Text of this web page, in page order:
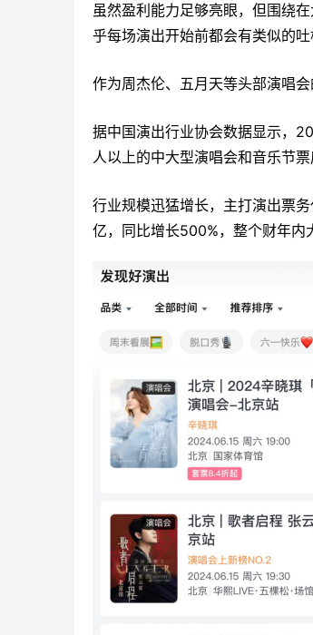
虽然盈利能力足够亮眼，但围绕
乎每场演出开始前都会有类似的
作为周杰伦、五月天等头部演唱
据中国演出行业协会数据显示，
人以上的中大型演唱会和音乐节
行业规模迅猛增长，主打演出票
亿，同比增长500%，整个财年内